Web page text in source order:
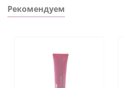
Рекомендуем